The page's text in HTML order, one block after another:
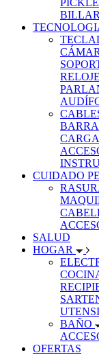
BILLAR
CUIDADO
SALUD
HOGAR
BAÑO
OFERTAS